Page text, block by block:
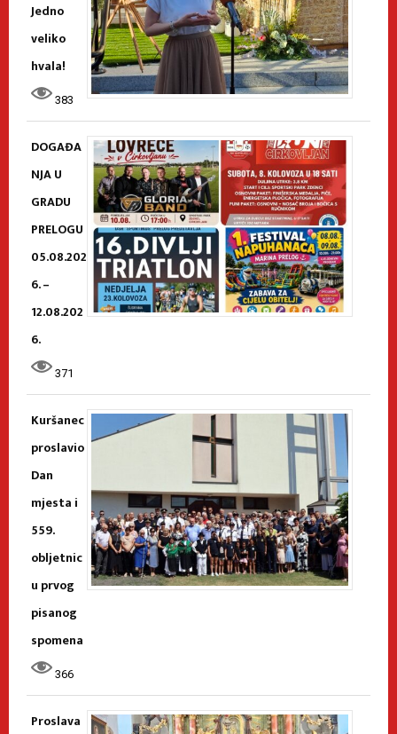
Jedno
veliko
hvala!
383
DOGAĐA
NJA U
GRADU
PRELOGU
05.08.202
6. –
12.08.202
6.
371
Kuršanec
proslavio
Dan
mjesta i
559.
obljetnic
u prvog
pisanog
spomena
366
Proslava